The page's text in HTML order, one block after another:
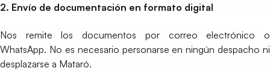
2. Envío de documentación en formato digital
Nos remite los documentos por correo electrónico o
WhatsApp. No es necesario personarse en ningún despacho ni
desplazarse a Mataró.